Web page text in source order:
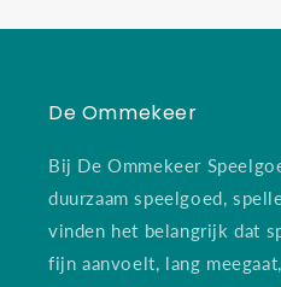
De Ommekeer
Bij De Ommekeer
duurzaam speelgoed,
vinden het belangrijk dat
fijn aanvoelt, lang